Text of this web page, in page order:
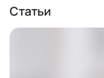
Статьи